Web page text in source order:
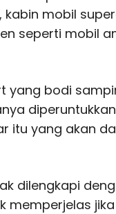
mobil
seperti mobil
yang bodi
itu yang akan
dilengkapi
memperjelas